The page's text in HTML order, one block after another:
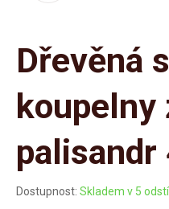
Dřevěná
koupelny
Dostupnost: Skladem v 5